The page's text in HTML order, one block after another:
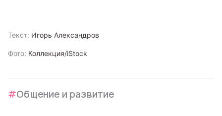
Текст: Игорь Александров
Фото: Коллекция/iStock
Общение и развитие